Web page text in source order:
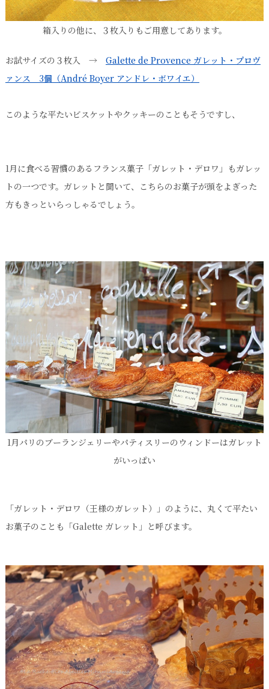
箱入りの他に、３枚入りもご用意してあります。
お試サイズの３枚入 → Galette de Provence ガレット・プロヴ
ァンス 3個（André Boyer アンドレ・ボワイエ）
このような平たいビスケットやクッキーのこともそうですし、
1月に食べる習慣のあるフランス菓子「ガレット・デロワ」もガレッ
トの一つです。ガレットと聞いて、こちらのお菓子が頭をよぎった
方もきっといらっしゃるでしょう。
1月パリのブーランジェリーやパティスリーのウィンドーはガレット
がいっぱい
「ガレット・デロワ（王様のガレット）」のように、丸くて平たい
お菓子のことも「Galette ガレット」と呼びます。